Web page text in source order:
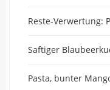
Reste-Verwertung:
Saftiger
Pasta, bunter